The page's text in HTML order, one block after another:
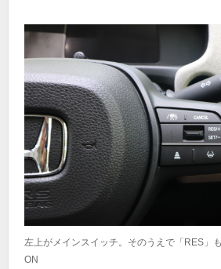
左上がメインスイッチ。そのうえで「RES」
ON